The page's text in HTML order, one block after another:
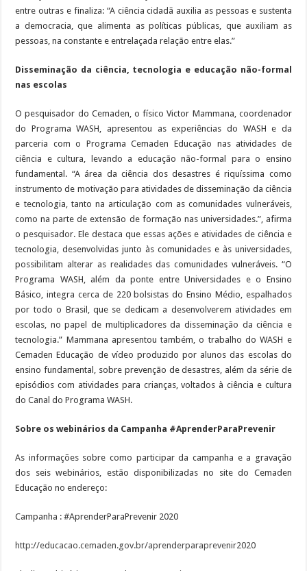
entre outras e finaliza: “A ciência cidadã auxilia as pessoas e sustenta
a democracia, que alimenta as políticas públicas, que auxiliam as
pessoas, na constante e entrelaçada relação entre elas.”
Disseminação da ciência, tecnologia e educação não-formal
nas escolas
O pesquisador do Cemaden, o físico Victor Mammana, coordenador
do Programa WASH, apresentou as experiências do WASH e da
parceria com o Programa Cemaden Educação nas atividades de
ciência e cultura, levando a educação não-formal para o ensino
fundamental. “A área da ciência dos desastres é riquíssima como
instrumento de motivação para atividades de disseminação da ciência
e tecnologia, tanto na articulação com as comunidades vulneráveis,
como na parte de extensão de formação nas universidades.”, afirma
o pesquisador. Ele destaca que essas ações e atividades de ciência e
tecnologia, desenvolvidas junto às comunidades e às universidades,
possibilitam alterar as realidades das comunidades vulneráveis. “O
Programa WASH, além da ponte entre Universidades e o Ensino
Básico, integra cerca de 220 bolsistas do Ensino Médio, espalhados
por todo o Brasil, que se dedicam a desenvolverem atividades em
escolas, no papel de multiplicadores da disseminação da ciência e
tecnologia.” Mammana apresentou também, o trabalho do WASH e
Cemaden Educação de vídeo produzido por alunos das escolas do
ensino fundamental, sobre prevenção de desastres, além da série de
episódios com atividades para crianças, voltados à ciência e cultura
do Canal do Programa WASH.
Sobre os webinários da Campanha #AprenderParaPrevenir
As informações sobre como participar da campanha e a gravação
dos seis webinários, estão disponibilizadas no site do Cemaden
Educação no endereço:
Campanha : #AprenderParaPrevenir 2020
http://educacao.cemaden.gov.br/aprenderparaprevenir2020